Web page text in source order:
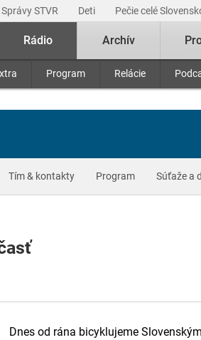
Správy STVR Deti Pečie celé
Rádio
Program Relácie
Archív
Tím & kontakty Program Súťaže a
Dnes od rána bicyklujeme